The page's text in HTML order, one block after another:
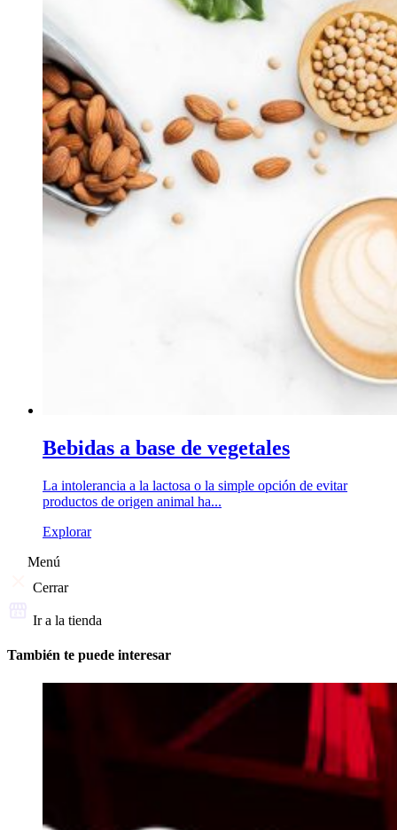
Bebidas a base de vegetales
La intolerancia a la lactosa o la simple opción de evitar
productos de origen animal ha...
Explorar
Menú
Cerrar
Ir a la tienda
También te puede interesar